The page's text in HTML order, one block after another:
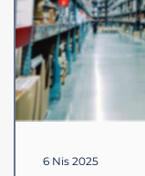
6 Nis 2025